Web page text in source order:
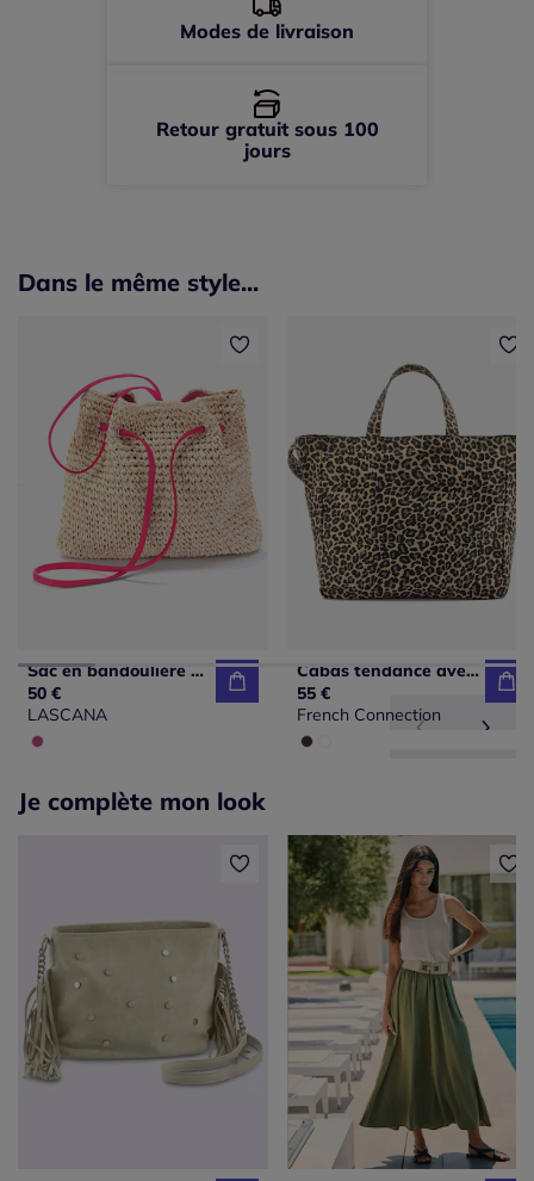
Modes de livraison
Retour gratuit sous 100
jours
Dans le même style...
Sac en bandoulière sac à main estival en matière légère avec petite poche intérieure
50 €
LASCANA
Cabas tendance avec petite poche intérieure et deux longueurs d'anses
55 €
French Connection
Je complète mon look